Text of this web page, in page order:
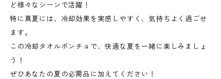
ど様々なシーンで活躍！
特に真夏には、冷却効果を実感しやすく、気持ちよく過ごせ
ます。
この冷却タオルポンチョで、快適な夏を一緒に楽しみましょ
う！
ぜひあなたの夏の必需品に加えてください！